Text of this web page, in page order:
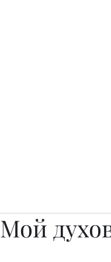
Мой